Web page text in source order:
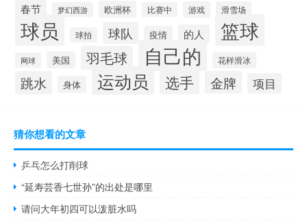
春节 梦幻西游 欧洲杯 比赛中 游戏 滑雪场
球员 球拍 球队 疫情 的人 篮球
网球 美国 羽毛球 自己的 花样滑冰
跳水 身体 运动员 选手 金牌 项目
猜你想看的文章
乒乓怎么打削球
“延寿芸香七世孙”的出处是哪里
请问大年初四可以泼脏水吗